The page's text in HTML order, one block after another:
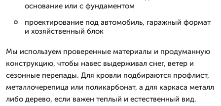
основание или с фундаментом
проектирование под автомобиль, гаражный формат
и хозяйственный блок
Мы используем проверенные материалы и продуманную
конструкцию, чтобы навес выдерживал снег, ветер и
сезонные перепады. Для кровли подбираются профлист,
металлочерепица или поликарбонат, а для каркаса металл
либо дерево, если важен теплый и естественный вид.